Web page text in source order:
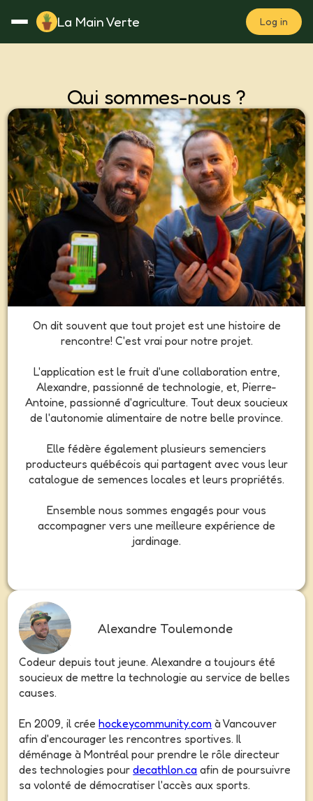
La Main Verte Log in
Fertilisation
Qui sommes-nous ?
On dit souvent que tout projet est une histoire de
rencontre! C'est vrai pour notre projet.
L'application est le fruit d'une collaboration entre,
Alexandre, passionné de technologie, et, Pierre-
Antoine, passionné d'agriculture. Tout deux soucieux
de l'autonomie alimentaire de notre belle province.
Elle fédère également plusieurs semenciers
producteurs québécois qui partagent avec vous leur
catalogue de semences locales et leurs propriétés.
Ensemble nous sommes engagés pour vous
accompagner vers une meilleure expérience de
jardinage.
Alexandre Toulemonde
Codeur depuis tout jeune. Alexandre a toujours été
soucieux de mettre la technologie au service de belles
causes.
En 2009, il créehockeycommunity.com à Vancouver
afin d'encourager les rencontres sportives. Il
déménage à Montréal pour prendre le rôle directeur
des technologies pourdecathlon.ca afin de poursuivre
sa volonté de démocratiser l'accès aux sports.